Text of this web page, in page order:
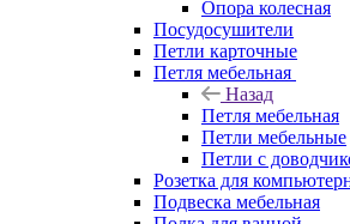
Опора колесная
Посудосушители
Петли карточные
Петля мебельная
Назад
Петля мебельная
Петли мебельные
Петли с
Розетка для
Подвеска мебельная